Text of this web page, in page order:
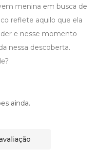
menina em busca de
reflete aquilo que ela
e nesse momento
nessa descoberta.
ainda.